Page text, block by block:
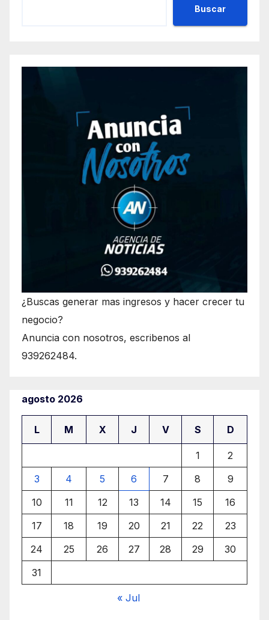
Buscar
¿Buscas generar mas ingresos y hacer crecer tu
negocio?
Anuncia con nosotros, escribenos al
939262484.
agosto 2026
L M X J V S D
1
2
3
4 5 6 7 8
9
10
11 12 13 14 15
16
17
18 19 20 21 22
23
24
25 26 27 28 29
30
31
« Jul